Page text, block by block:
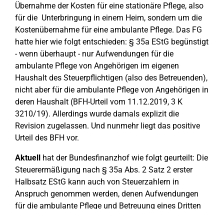
Übernahme der Kosten für eine stationäre Pflege, also
für die Unterbringung in einem Heim, sondern um die
Kostenübernahme für eine ambulante Pflege. Das FG
hatte hier wie folgt entschieden: § 35a EStG begünstigt
- wenn überhaupt - nur Aufwendungen für die
ambulante Pflege von Angehörigen im eigenen
Haushalt des Steuerpflichtigen (also des Betreuenden),
nicht aber für die ambulante Pflege von Angehörigen in
deren Haushalt (BFH-Urteil vom 11.12.2019, 3 K
3210/19). Allerdings wurde damals explizit die
Revision zugelassen. Und nunmehr liegt das positive
Urteil des BFH vor.
Aktuell hat der Bundesfinanzhof wie folgt geurteilt: Die
Steuerermäßigung nach § 35a Abs. 2 Satz 2 erster
Halbsatz EStG kann auch von Steuerzahlern in
Anspruch genommen werden, denen Aufwendungen
für die ambulante Pflege und Betreuung eines Dritten